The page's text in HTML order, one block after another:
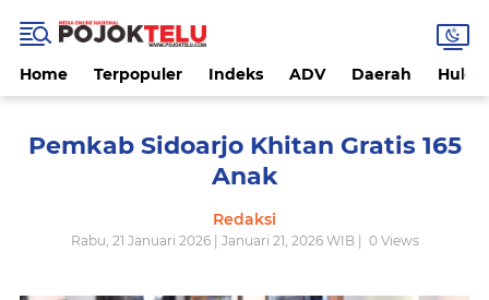
Home Terpopuler Indeks ADV Daerah
Pemkab Sidoarjo Khitan Gratis 165
Anak
Redaksi
Rabu, 21 Januari 2026 | Januari 21, 2026 WIB | 0Views